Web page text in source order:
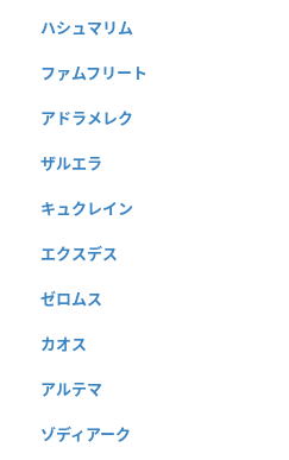
ハシュマリム
ファムフリート
アドラメレク
ザルエラ
キュクレイン
エクスデス
ゼロムス
カオス
アルテマ
ゾディアーク